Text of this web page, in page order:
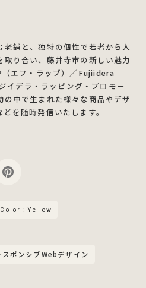
舗と、独特の個性で若者から人
り合い、藤井寺市の新しい魅力
エフ・ラップ）／Fujiidera
デラ・ラッピング・プロモー
中で生まれた様々な商品やデザ
を随時発信いたします。
: Yellow
スポンシブWebデザイン